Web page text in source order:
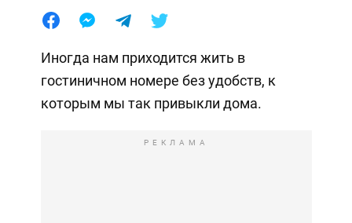
Иногда нам приходится жить в
гостиничном номере без удобств, к
которым мы так привыкли дома.
РЕКЛАМА